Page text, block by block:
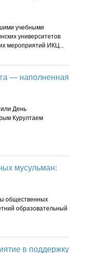
учебными
университетов
мероприятий ИКЦ...
— наполненная
День
Курултаем
мусульман:
общественных
образовательный
в поддержку